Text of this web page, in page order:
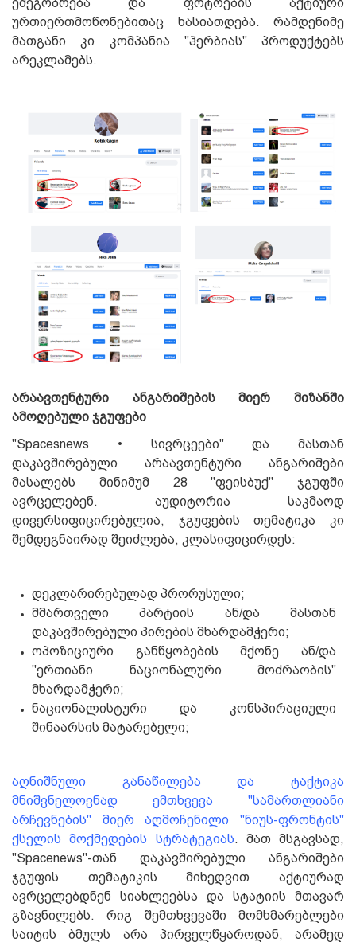
ემეგობრება და ფოტოების აქტიური
ურთიერთმოწონებითაც ხასიათდება. რამდენიმე
მათგანი კი კომპანია "ჰერბიას" პროდუქტებს
არეკლამებს.
არაავთენტური ანგარიშების მიერ მიზანში
ამოღებული ჯგუფები
"Spacesnews • სივრცეები" და მასთან
დაკავშირებული არაავთენტური ანგარიშები
მასალებს მინიმუმ 28 "ფეისბუქ" ჯგუფში
ავრცელებენ. აუდიტორია საკმაოდ
დივერსიფიცირებულია, ჯგუფების თემატიკა კი
შემდეგნაირად შეიძლება, კლასიფიცირდეს:
დეკლარირებულად პრორუსული;
მმართველი პარტიის ან/და მასთან
დაკავშირებული პირების მხარდამჭერი;
ოპოზიციური განწყობების მქონე ან/და
"ერთიანი ნაციონალური მოძრაობის"
მხარდამჭერი;
ნაციონალისტური და კონსპირაციული
შინაარსის მატარებელი;
აღნიშნული განაწილება და ტაქტიკა
მნიშვნელოვნად ემთხვევა "სამართლიანი
არჩევნების" მიერ აღმოჩენილი "ნიუს-ფრონტის"
ქსელის მოქმედების სტრატეგიას. მათ მსგავსად,
"Spacenews"-თან დაკავშირებული ანგარიშები
ჯგუფის თემატიკის მიხედვით აქტიურად
ავრცელებდნენ სიახლეებსა და სტატიის მთავარ
გზავნილებს. რიგ შემთხვევაში მომხმარებლები
საიტის ბმულს არა პირველწყაროდან, არამედ